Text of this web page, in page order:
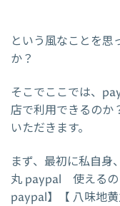
という風なことを思
か？
そこでここでは、
店で利用できるのか
いただきます。
まず、最初に私自身
丸 paypal 使えるの
paypal】【 八味地